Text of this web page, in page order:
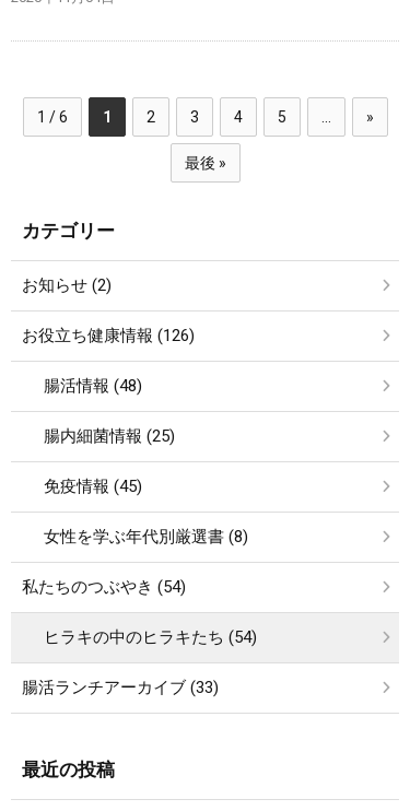
1 / 6 1 2 3 4 5 »
最後 »
カテゴリー
お知らせ (2)
お役立ち健康情報 (126)
腸活情報 (48)
腸内細菌情報 (25)
免疫情報 (45)
女性を学ぶ年代別厳選書 (8)
私たちのつぶやき (54)
ヒラキの中のヒラキたち (54)
腸活ランチアーカイブ (33)
最近の投稿